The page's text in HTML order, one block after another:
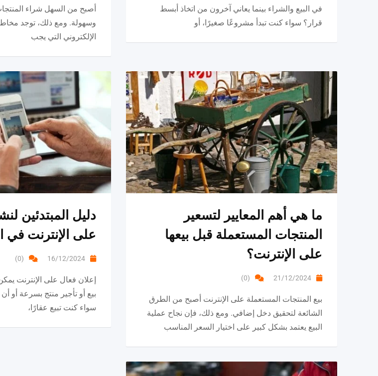
في البيع والشراء بينما يعاني آخرون من اتخاذ أبسط
قرار؟ سواء كنت تبدأ مشروعًا صغيرًا، أو
أصبح من السهل شراء
وسهولة. ومع ذلك، توجد مخاطر
الإلكتروني التي يجب
ما هي أهم المعايير لتسعير
المنتجات المستعملة قبل بيعها
على الإنترنت؟
21/12/2024
(0)
بيع المنتجات المستعملة على الإنترنت أصبح من الطرق
الشائعة لتحقيق دخل إضافي. ومع ذلك، فإن نجاح عملية
البيع يعتمد بشكل كبير على اختيار السعر المناسب
دليل المبتدئين
على الإنترنت في
16/12/2024
(0)
إعلان فعال على الإنترنت
بيع أو تأجير منتج بسرعة أو
سواء كنت تبيع عقارًا،